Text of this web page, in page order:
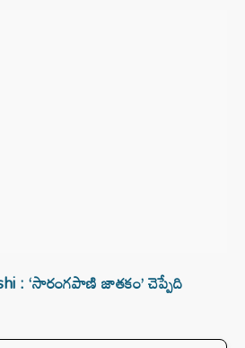
: ‘సారంగపాణి జాతకం’ చెప్పేది